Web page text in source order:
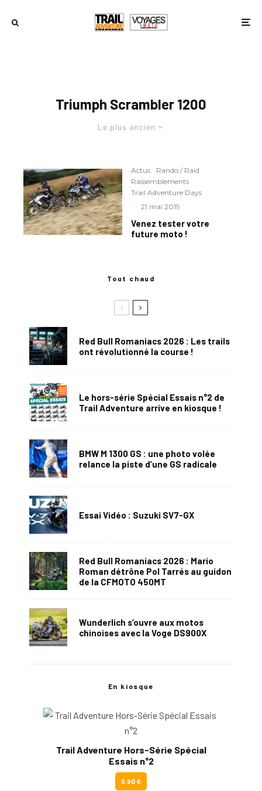
Triumph Scrambler 1200
Le plus ancien
Actus
Rando / Raid
Rassemblements
Trail Adventure Days
· 21 mai 2019
Venez tester votre
future moto !
Tout chaud
Red Bull Romaniacs 2026 : Les trails
ont révolutionné la course !
Le hors-série Spécial Essais n°2 de
Trail Adventure arrive en kiosque !
BMW M 1300 GS : une photo volée
relance la piste d’une GS radicale
Essai Vidéo : Suzuki SV7-GX
Red Bull Romaniacs 2026 : Mario
Roman détrône Pol Tarrés au guidon
de la CFMOTO 450MT
Wunderlich s’ouvre aux motos
chinoises avec la Voge DS900X
En kiosque
Trail Adventure Hors-Série Spécial
Essais n°2
9.90 €